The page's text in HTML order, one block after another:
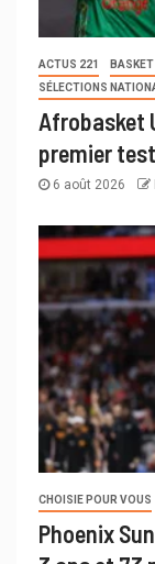
ACTUS 221
SÉLECTIONS
Afrobasket
premier
6 août 2026
CHOISIE POUR VOUS
Phoenix